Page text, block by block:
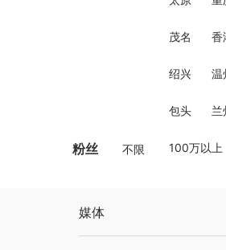
茂名 香
绍兴 温
包头 兰
粉丝 不限 100万以上
媒体